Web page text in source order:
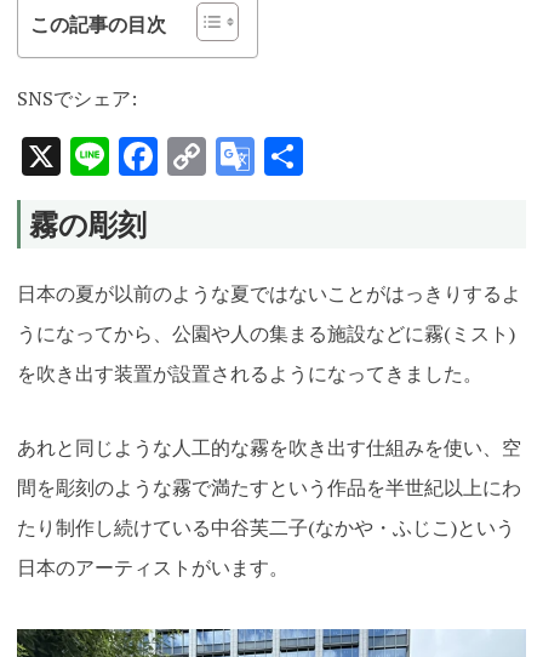
この記事の目次
SNSでシェア:
X LineFacebook
CopyGoogle
共
霧の彫刻
日本の夏が以前のような夏ではないことがはっきりするよ
うになってから、公園や人の集まる施設などに霧(ミスト)
を吹き出す装置が設置されるようになってきました。
あれと同じような人工的な霧を吹き出す仕組みを使い、空
間を彫刻のような霧で満たすという作品を半世紀以上にわ
たり制作し続けている中谷芙二子(なかや・ふじこ)という
日本のアーティストがいます。